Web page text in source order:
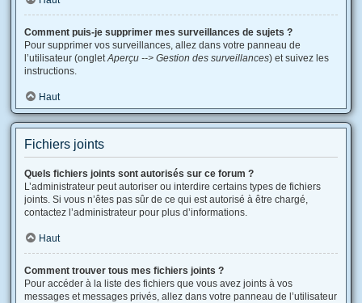
Comment puis-je supprimer mes surveillances de sujets ?
Pour supprimer vos surveillances, allez dans votre panneau de
l’utilisateur (ongletAperçu --> Gestion des surveillances) et suivez les
instructions.
Haut
Fichiers joints
Quels fichiers joints sont autorisés sur ce forum ?
L’administrateur peut autoriser ou interdire certains types de fichiers
joints. Si vous n’êtes pas sûr de ce qui est autorisé à être chargé,
contactez l’administrateur pour plus d’informations.
Haut
Comment trouver tous mes fichiers joints ?
Pour accéder à la liste des fichiers que vous avez joints à vos
messages et messages privés, allez dans votre panneau de l’utilisateur